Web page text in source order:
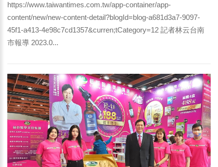
https://www.taiwantimes.com.tw/app-container/app-
content/new/new-content-detail?blogId=blog-a681d3a7-9097-
45f1-a413-4e98c7cd1357&curren;tCategory=12 記者林云台南
市報導 2023.0...